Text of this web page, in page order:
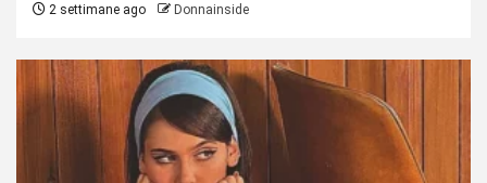
2 settimane ago Donnainside